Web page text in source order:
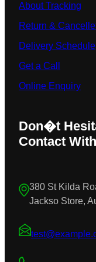
About Tracking
Return &
Delivery Schedule
Get a Call
Online Enquiry
Don�t
Contact
380 St Kilda
Jackso Store,